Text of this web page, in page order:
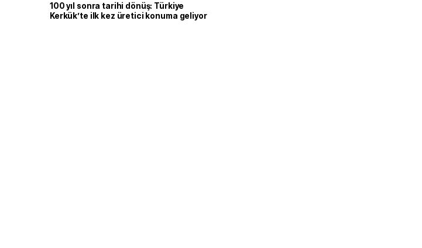
100 yıl sonra tarihi dönüş: Türkiye
Kerkük’te ilk kez üretici konuma geliyor